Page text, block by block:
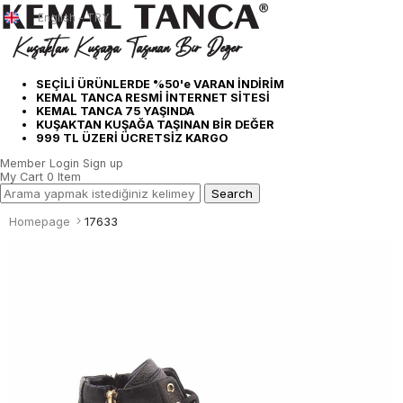
SEÇİLİ ÜRÜNLERDE %50'e VARAN İNDİRİM
KEMAL TANCA RESMİ İNTERNET SİTESİ
KEMAL TANCA 75 YAŞINDA
KUŞAKTAN KUŞAĞA TAŞINAN BİR DEĞER
999 TL ÜZERİ ÜCRETSİZ KARGO
English - TRY
Member Login Sign up
My Cart 0 Item
Homepage 17633